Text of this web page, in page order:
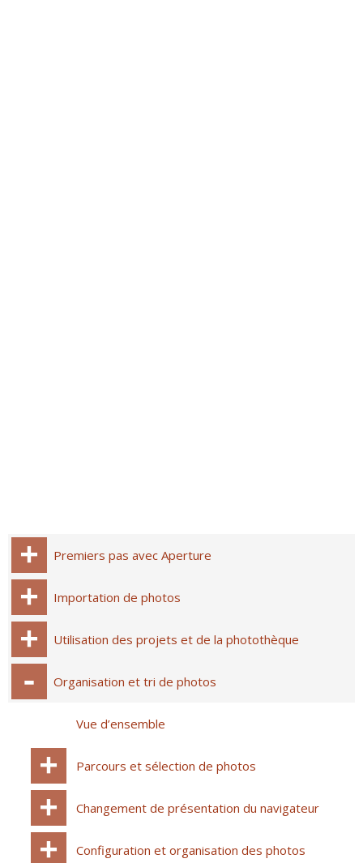
Premiers pas avec Aperture
Importation de photos
Utilisation des projets et de la photothèque
Organisation et tri de photos
Vue d’ensemble
Parcours et sélection de photos
Changement de présentation du navigateur
Configuration et organisation des photos